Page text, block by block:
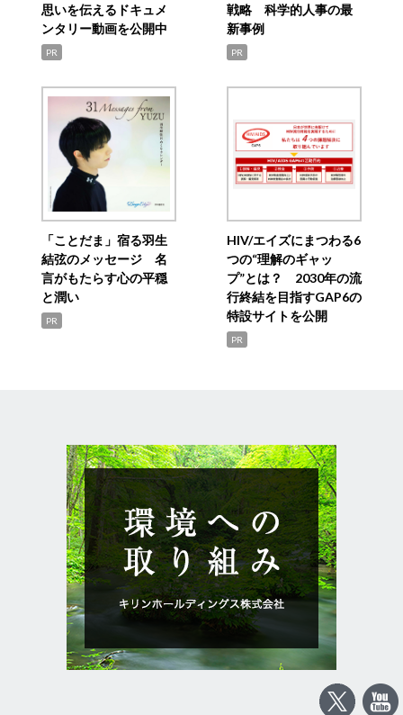
思いを伝えるドキュメ
ンタリー動画を公開中
PR
戦略 科学的人事の最
新事例
PR
「ことだま」宿る羽生
結弦のメッセージ 名
言がもたらす心の平穏
と潤い
PR
HIV/エイズにまつわる6
つの“理解のギャッ
プ”とは？ 2030年の流
行終結を目指すGAP6の
特設サイトを公開
PR